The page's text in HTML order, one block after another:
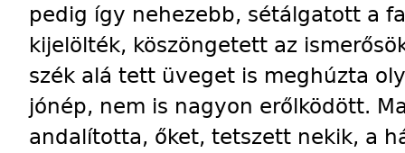
pedig így nehezebb, sétálgatott a
kijelölték, köszöngetett az
szék alá tett üveget is meghúzta
jónép, nem is nagyon erőlködött.
andalította, őket, tetszett nekik, a